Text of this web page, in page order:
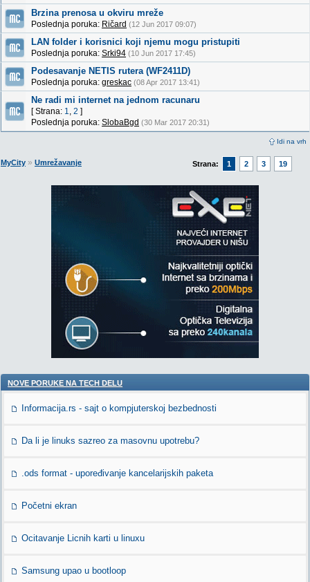
Idi na vrh
Brzina prenosa u okviru mreže
Poslednja poruka: Ričard (12 Jun 2017 09:07)
LAN folder i korisnici koji njemu mogu pristupiti
Poslednja poruka: Srki94 (10 Jun 2017 17:45)
Podesavanje NETIS rutera (WF2411D)
Poslednja poruka: greskac (08 Apr 2017 13:41)
Ne radi mi internet na jednom racunaru
[ Strana: 1, 2 ]
Poslednja poruka: SlobaBgd (30 Mar 2017 20:31)
Strana: 1 2 3 19
MyCity » Umrežavanje
NOVE PORUKE NA TECH DELU
Informacija.rs - sajt o kompjuterskoj bezbednosti
Da li je linuks sazreo za masovnu upotrebu?
.ods format - upoređivanje kancelarijskih paketa
Početni ekran
Ocitavanje Licnih karti u linuxu
Samsung upao u bootloop